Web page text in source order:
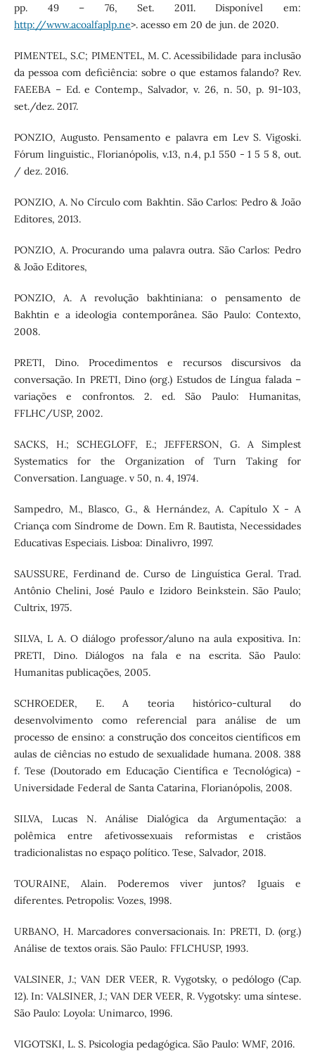
pp. 49 – 76, Set. 2011. Disponível em:
http://www.acoalfaplp.ne>. acesso em 20 de jun. de 2020.
PIMENTEL, S.C; PIMENTEL, M. C. Acessibilidade para inclusão
da pessoa com deficiência: sobre o que estamos falando? Rev.
FAEEBA – Ed. e Contemp., Salvador, v. 26, n. 50, p. 91-103,
set./dez. 2017.
PONZIO, Augusto. Pensamento e palavra em Lev S. Vigoski.
Fórum linguistic., Florianópolis, v.13, n.4, p.1 550 - 1 5 5 8, out.
/ dez. 2016.
PONZIO, A. No Círculo com Bakhtin. São Carlos: Pedro & João
Editores, 2013.
PONZIO, A. Procurando uma palavra outra. São Carlos: Pedro
& João Editores,
PONZIO, A. A revolução bakhtiniana: o pensamento de
Bakhtin e a ideologia contemporânea. São Paulo: Contexto,
2008.
PRETI, Dino. Procedimentos e recursos discursivos da
conversação. In PRETI, Dino (org.) Estudos de Língua falada –
variações e confrontos. 2. ed. São Paulo: Humanitas,
FFLHC/USP, 2002.
SACKS, H.; SCHEGLOFF, E.; JEFFERSON, G. A Simplest
Systematics for the Organization of Turn Taking for
Conversation. Language. v 50, n. 4, 1974.
Sampedro, M., Blasco, G., & Hernández, A. Capítulo X - A
Criança com Síndrome de Down. Em R. Bautista, Necessidades
Educativas Especiais. Lisboa: Dinalivro, 1997.
SAUSSURE, Ferdinand de. Curso de Linguística Geral. Trad.
Antônio Chelini, José Paulo e Izidoro Beinkstein. São Paulo;
Cultrix, 1975.
SILVA, L A. O diálogo professor/aluno na aula expositiva. In:
PRETI, Dino. Diálogos na fala e na escrita. São Paulo:
Humanitas publicações, 2005.
SCHROEDER, E. A teoria histórico-cultural do
desenvolvimento como referencial para análise de um
processo de ensino: a construção dos conceitos científicos em
aulas de ciências no estudo de sexualidade humana. 2008. 388
f. Tese (Doutorado em Educação Científica e Tecnológica) -
Universidade Federal de Santa Catarina, Florianópolis, 2008.
SILVA, Lucas N. Análise Dialógica da Argumentação: a
polêmica entre afetivossexuais reformistas e cristãos
tradicionalistas no espaço político. Tese, Salvador, 2018.
TOURAINE, Alain. Poderemos viver juntos? Iguais e
diferentes. Petropolis: Vozes, 1998.
URBANO, H. Marcadores conversacionais. In: PRETI, D. (org.)
Análise de textos orais. São Paulo: FFLCHUSP, 1993.
VALSINER, J.; VAN DER VEER, R. Vygotsky, o pedólogo (Cap.
12). In: VALSINER, J.; VAN DER VEER, R. Vygotsky: uma síntese.
São Paulo: Loyola: Unimarco, 1996.
VIGOTSKI, L. S. Psicologia pedagógica. São Paulo: WMF, 2016.